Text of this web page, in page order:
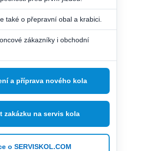
také o přepravní obal a krabici.
zákazníky i obchodní
a příprava nového kola
zakázku na servis kola
o SERVISKOL.COM